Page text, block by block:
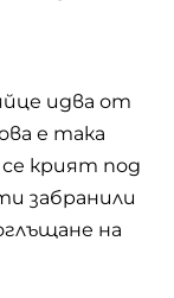
идва от
е така
крият под
забранили
на